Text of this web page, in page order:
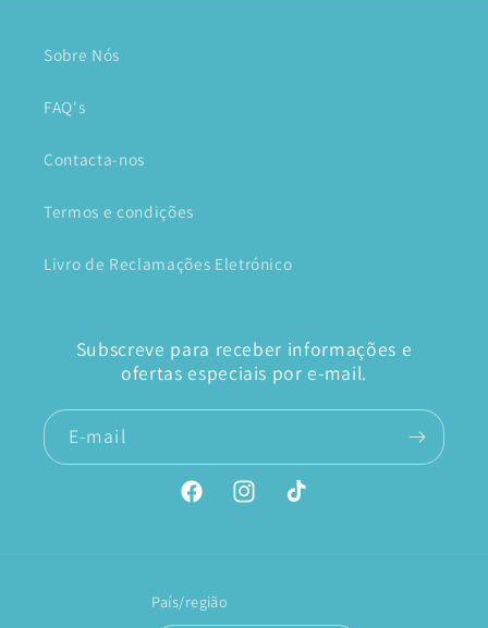
Sobre Nós
FAQ's
Contacta-nos
Termos e condições
Livro de Reclamações Eletrónico
Subscreve para receber informações e
ofertas especiais por e-mail.
E-mail
FacebookInstagramTikTok
País/região